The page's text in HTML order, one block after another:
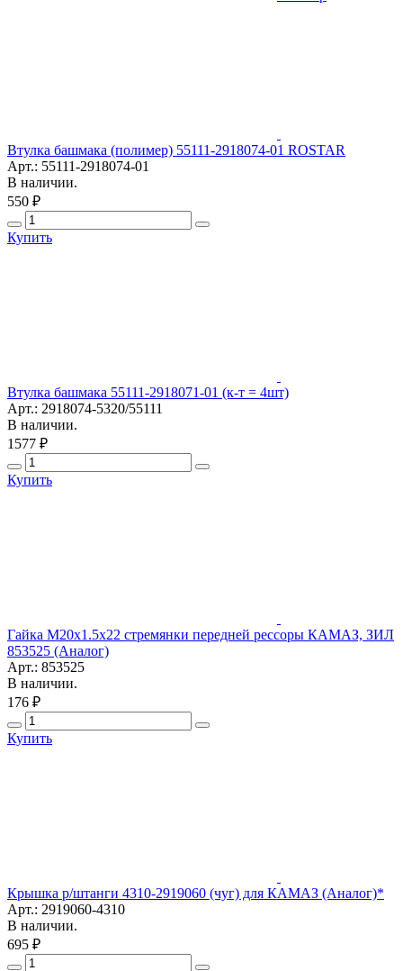
Втулка башмака (полимер) 55111-2918074-01 ROSTAR
Арт.: 55111-2918074-01
В наличии.
550 ₽
Купить
Втулка башмака 55111-2918071-01 (к-т = 4шт)
Арт.: 2918074-5320/55111
В наличии.
1577 ₽
Купить
Гайка М20х1.5х22 стремянки передней рессоры КАМАЗ, ЗИЛ
853525 (Аналог)
Арт.: 853525
В наличии.
176 ₽
Купить
Крышка р/штанги 4310-2919060 (чуг) для КАМАЗ (Аналог)*
Арт.: 2919060-4310
В наличии.
695 ₽